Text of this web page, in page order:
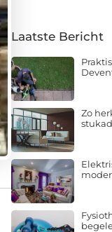
Laatste Bericht
Zo